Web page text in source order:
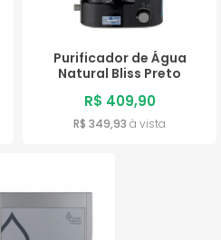
Purificador de Água
Natural Bliss Preto
R$ 409,90
R$ 349,93 à vista